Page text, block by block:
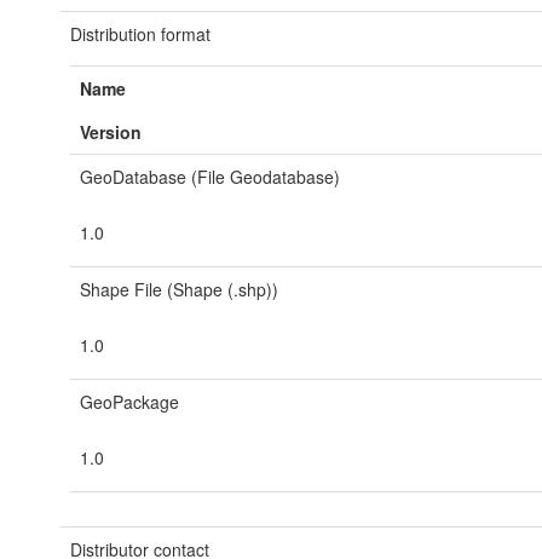
Distribution format
Name
Version
GeoDatabase (File Geodatabase)
1.0
Shape File (Shape (.shp))
1.0
GeoPackage
1.0
Distributor contact